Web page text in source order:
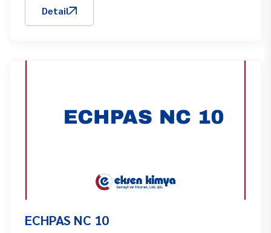
Detail
ECHPAS NC 10